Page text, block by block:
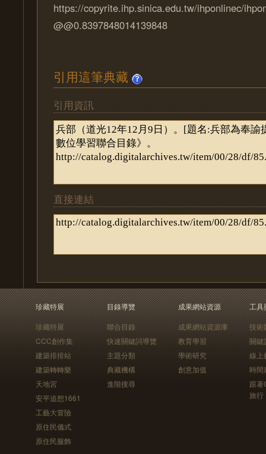
https://copyrite.ihp.sinica.edu.tw/ihponlinec/
@@0.8397848014139848
引用這筆典藏
引用資訊
直接連結
珍藏特展
珍藏特展
CCC創作集
建築排排站
建築轉轉樂
天地宮
安平追想1661
工藝大冒險
原住民儀式
原住民服飾
目錄導覽
聯合目錄
快速關鍵詞導覽
主題分類
典藏機構
進階搜尋
成果網站資源
成果網站資源庫
教育學習
學術研究
創意加值
工具
技術
關鍵
線上
時間
跟
旅行